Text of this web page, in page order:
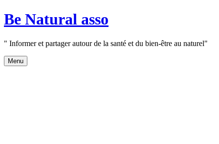
Aller
au
Be Natural asso
" Informer et partager autour de la santé et du bien-être au naturel"
Menu